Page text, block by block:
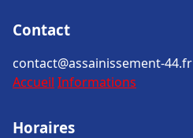
Contact
contact@assainissement-44.fr
Accueil Informations
Horaires